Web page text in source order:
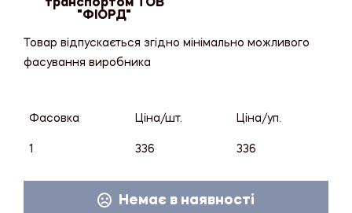
транспортом ТОВ
"ФІОРД"
Товар відпускається згідно мінімально можливого
фасування виробника
Фасовка Ціна/шт. Ціна/уп.
1 336 336
Немає в наявності